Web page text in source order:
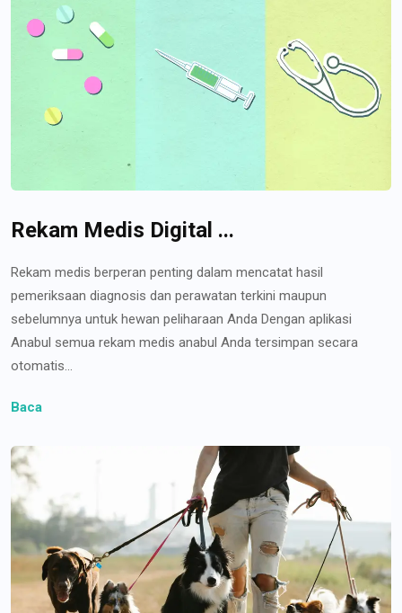
Rekam Medis Digital ...
Rekam medis berperan penting dalam mencatat hasil
pemeriksaan diagnosis dan perawatan terkini maupun
sebelumnya untuk hewan peliharaan Anda Dengan aplikasi
Anabul semua rekam medis anabul Anda tersimpan secara
otomatis...
Baca